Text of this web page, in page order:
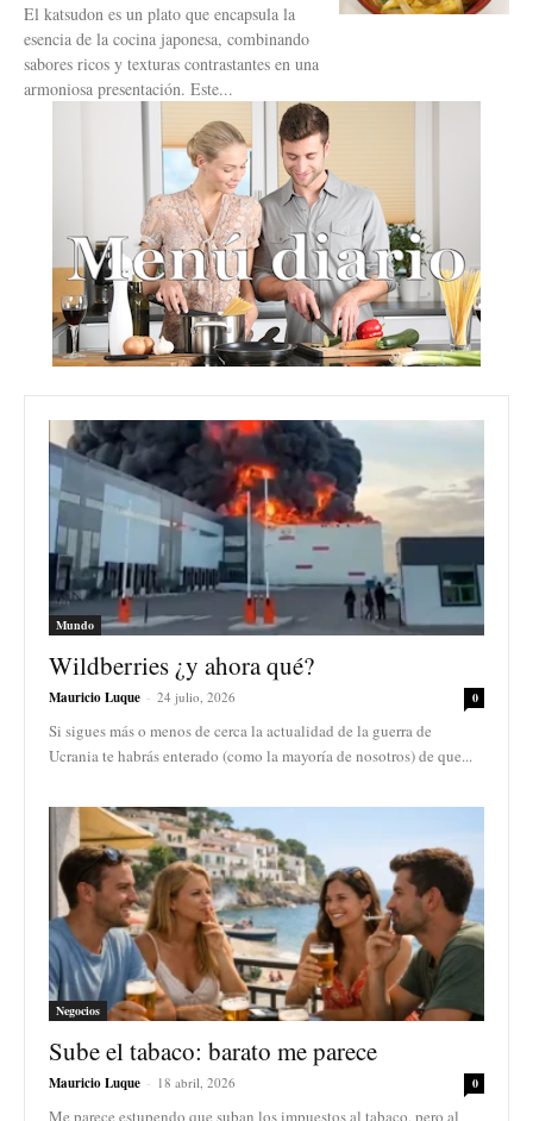
El katsudon es un plato que encapsula la
esencia de la cocina japonesa, combinando
sabores ricos y texturas contrastantes en una
armoniosa presentación. Este...
Mundo
Wildberries ¿y ahora qué?
Mauricio Luque - 24 julio, 2026 0
Si sigues más o menos de cerca la actualidad de la guerra de
Ucrania te habrás enterado (como la mayoría de nosotros) de que...
Negocios
Sube el tabaco: barato me parece
Mauricio Luque - 18 abril, 2026 0
Me parece estupendo que suban los impuestos al tabaco, pero al